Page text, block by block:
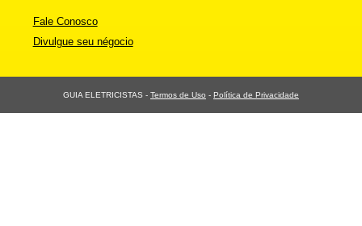
Fale Conosco
Divulgue seu négocio
GUIA ELETRICISTAS - Termos de Uso - Política de Privacidade